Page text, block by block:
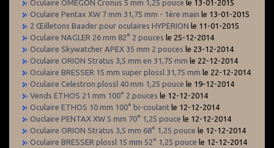
Oculaire OMEGON Cronus 5 mm 1,25 pouce le 13-01-2015
Oculaire Pentax XW 7 mm 31,75 mm - 1ère main le 13-01-2015
2 Œilletons Baader pour oculaires HYPERION le 11-01-2015
Oculaire NAGLER 26 mm 82° 2 pouces le 25-12-2014
Oculaire Skywatcher APEX 35 mm 2 pouces le 23-12-2014
Oculaire ORION Stratus 3,5 mm en 31,75 mm le 22-12-2014
Oculaire BRESSER 15 mm super plossl 31,75 mm le 22-12-2014
Oculaire Celestron plossl 40 mm 1,25 pouce le 19-12-2014
Vends ETHOS 21 mm 100° 2 pouces le 12-12-2014
Oculaire ETHOS 10 mm 100° bi-coulant le 12-12-2014
Ouclaire PENTAX XW 5 mm 70° 1,25 pouce le 12-12-2014
Oculaire ORION Stratus 3,5 mm 68° 1,25 pouce le 12-12-2014
Oculaire BRESSER plossl 15 mm 52° 1,25 pouce le 12-12-2014